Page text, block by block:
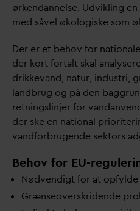
ørkendannelse. Udvikling
med såvel økologiske som
Der er et behov for nationale
der kort fortalt skal
drikkevand, natur, industri,
landbrug og på den
retningslinjer for vand
der ske en national
vandforbrugende sektors
Behov for EU-
Nødvendigt for at opfylde
Grænseoverskridende